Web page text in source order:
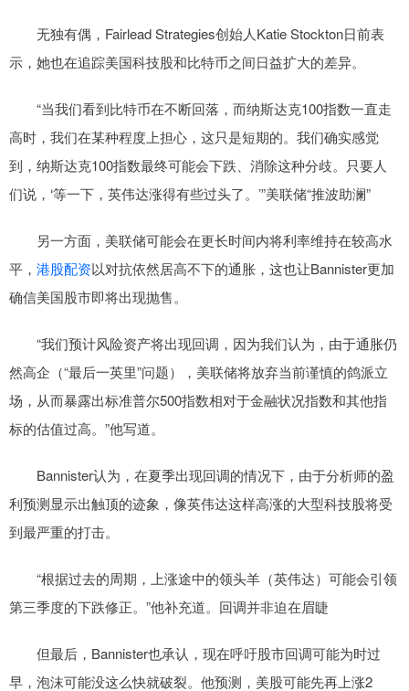
无独有偶，Fairlead Strategies创始人Katie Stockton日前表
示，她也在追踪美国科技股和比特币之间日益扩大的差异。
“当我们看到比特币在不断回落，而纳斯达克100指数一直走
高时，我们在某种程度上担心，这只是短期的。我们确实感觉
到，纳斯达克100指数最终可能会下跌、消除这种分歧。只要人
们说，‘等一下，英伟达涨得有些过头了。’”美联储“推波助澜”
另一方面，美联储可能会在更长时间内将利率维持在较高水
平， 港股配资以对抗依然居高不下的通胀，这也让Bannister更加
确信美国股市即将出现抛售。
“我们预计风险资产将出现回调，因为我们认为，由于通胀仍
然高企（“最后一英里”问题），美联储将放弃当前谨慎的鸽派立
场，从而暴露出标准普尔500指数相对于金融状况指数和其他指
标的估值过高。”他写道。
Bannister认为，在夏季出现回调的情况下，由于分析师的盈
利预测显示出触顶的迹象，像英伟达这样高涨的大型科技股将受
到最严重的打击。
“根据过去的周期，上涨途中的领头羊（英伟达）可能会引领
第三季度的下跌修正。”他补充道。回调并非迫在眉睫
但最后，Bannister也承认，现在呼吁股市回调可能为时过
早，泡沫可能没这么快就破裂。他预测，美股可能先再上涨2